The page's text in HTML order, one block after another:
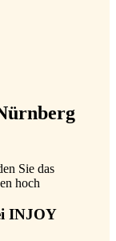
Sie das
hoch
INJOY